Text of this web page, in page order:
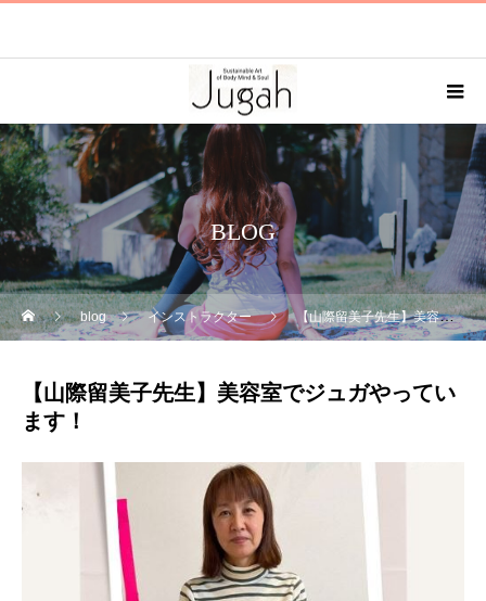
BLOG
blog インストラクター 【山際留美子先生】美容室でジュガやっています！
【山際留美子先生】美容室でジュガやってい
ます！